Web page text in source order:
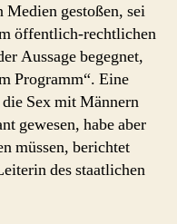
gestoßen, sei
öffentlich-rechtlichen
Aussage begegnet,
Programm“. Eine
Sex mit Männern
gewesen, habe aber
müssen, berichtet
des staatlichen